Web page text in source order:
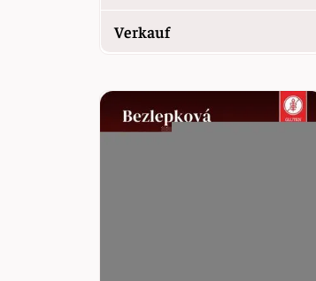
Verkauf